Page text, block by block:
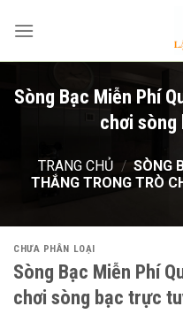
Sòng Bạc Miễn Phí
chơi
TRANG CHỦ / SÒNG
THẮNG TRONG TRÒ
CHƯA PHÂN LOẠI
Sòng Bạc Miễn Phí
chơi sòng bạc trực